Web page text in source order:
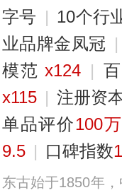
字号 | 10个行
业品牌金凤冠
模范x124 |
x115 | 注册资
单品评价100
9.5 | 口碑指数
东古始于1850年